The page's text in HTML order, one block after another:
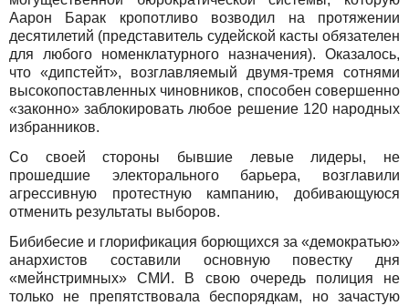
Аарон Барак кропотливо возводил на протяжении
десятилетий (представитель судейской касты обязателен
для любого номенклатурного назначения). Оказалось,
что «дипстейт», возглавляемый двумя-тремя сотнями
высокопоставленных чиновников, способен совершенно
«законно» заблокировать любое решение 120 народных
избранников.
Со своей стороны бывшие левые лидеры, не
прошедшие электорального барьера, возглавили
агрессивную протестную кампанию, добивающуюся
отменить результаты выборов.
Бибибесие и глорификация борющихся за «демократью»
анархистов составили основную повестку дня
«мейнстримных» СМИ. В свою очередь полиция не
только не препятствовала беспорядкам, но зачастую